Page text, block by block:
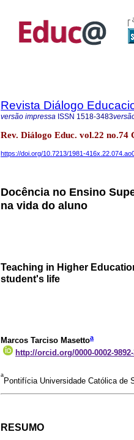
Revista Diálogo
versão impressa ISSN 1518-3483
Rev. Diálogo Educ. vol.22
https://doi.org/10.7213/1981-
Docência no Ensino
na vida do aluno
Teaching in Higher
student's life
Marcos Tarciso Masettoa
http://orcid.org/0000-0002-
a
Pontifícia Universidade Católica de
RESUMO